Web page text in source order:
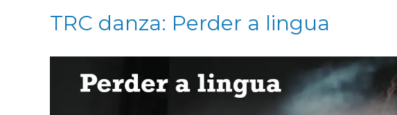
TRC danza: Perder a lingua